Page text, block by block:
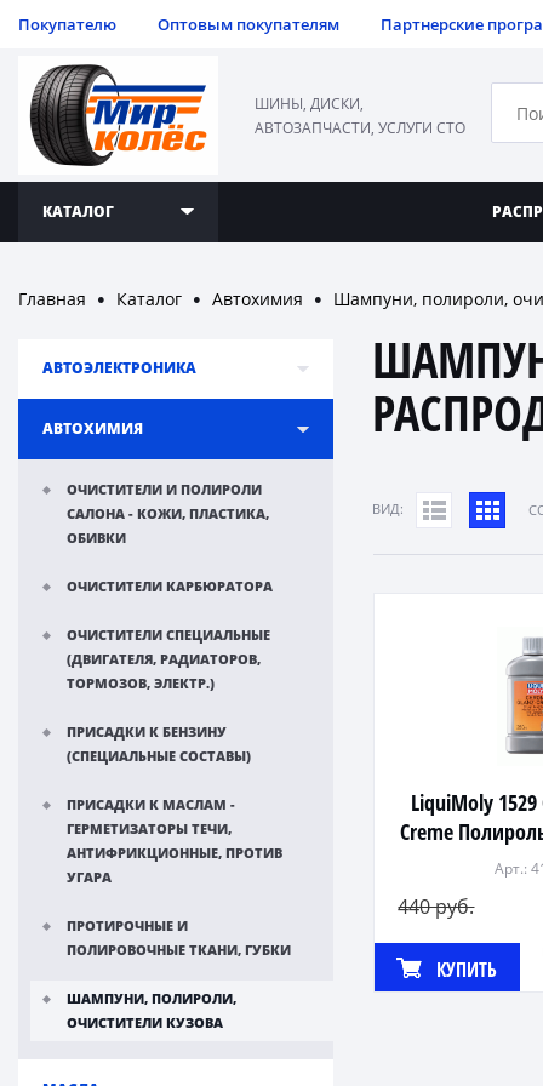
Покупателю Оптовым покупателям Партнерские
ШИНЫ, ДИСКИ,
АВТОЗАПЧАСТИ, УСЛУГИ СТО
КАТАЛОГ
Главная ● Каталог ● Автохимия ● Шампуни, полироли,
АВТОЭЛЕКТРОНИКА
АВТОХИМИЯ
ОЧИСТИТЕЛИ И ПОЛИРОЛИ
САЛОНА - КОЖИ, ПЛАСТИКА,
ОБИВКИ
ОЧИСТИТЕЛИ КАРБЮРАТОРА
ОЧИСТИТЕЛИ СПЕЦИАЛЬНЫЕ
(ДВИГАТЕЛЯ, РАДИАТОРОВ,
ТОРМОЗОВ, ЭЛЕКТР.)
ПРИСАДКИ К БЕНЗИНУ
(СПЕЦИАЛЬНЫЕ СОСТАВЫ)
ПРИСАДКИ К МАСЛАМ -
ГЕРМЕТИЗАТОРЫ ТЕЧИ,
АНТИФРИКЦИОННЫЕ, ПРОТИВ
УГАРА
ПРОТИРОЧНЫЕ И
ПОЛИРОВОЧНЫЕ ТКАНИ, ГУБКИ
ШАМПУНИ, ПОЛИРОЛИ,
ОЧИСТИТЕЛИ КУЗОВА
ВИД:
LiquiMoly
Creme
Арт.:
440 руб.
КУПИТЬ